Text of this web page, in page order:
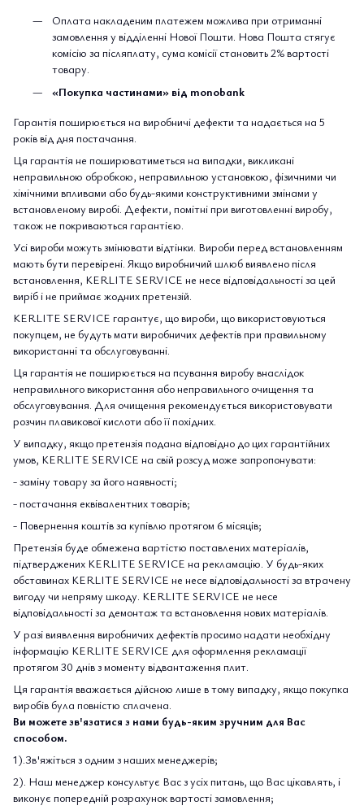
Оплата накладеним платежем можлива при отриманні
замовлення у відділенні Нової Пошти. Нова Пошта стягує
комісію за післяплату, сума комісії становить 2% вартості
товару.
«Покупка частинами» від monobank
Гарантія поширюється на виробничі дефекти та надається на 5
років від дня постачання.
Ця гарантія не поширюватиметься на випадки, викликані
неправильною обробкою, неправильною установкою, фізичними чи
хімічними впливами або будь-якими конструктивними змінами у
встановленому виробі. Дефекти, помітні при виготовленні виробу,
також не покриваються гарантією.
Усі вироби можуть змінювати відтінки. Вироби перед встановленням
мають бути перевірені. Якщо виробничий шлюб виявлено після
встановлення, KERLITE SERVICE не несе відповідальності за цей
виріб і не приймає жодних претензій.
KERLITE SERVICE гарантує, що вироби, що використовуються
покупцем, не будуть мати виробничих дефектів при правильному
використанні та обслуговуванні.
Ця гарантія не поширюється на псування виробу внаслідок
неправильного використання або неправильного очищення та
обслуговування. Для очищення рекомендується використовувати
розчин плавикової кислоти або її похідних.
У випадку, якщо претензія подана відповідно до цих гарантійних
умов, KERLITE SERVICE на свій розсуд може запропонувати:
- заміну товару за його наявності;
- постачання еквівалентних товарів;
- Повернення коштів за купівлю протягом 6 місяців;
Претензія буде обмежена вартістю поставлених матеріалів,
підтверджених KERLITE SERVICE на рекламацію. У будь-яких
обставинах KERLITE SERVICE не несе відповідальності за втрачену
вигоду чи непряму шкоду. KERLITE SERVICE не несе
відповідальності за демонтаж та встановлення нових матеріалів.
У разі виявлення виробничих дефектів просимо надати необхідну
інформацію KERLITE SERVICE для оформлення рекламації
протягом 30 днів з моменту відвантаження плит.
Ця гарантія вважається дійсною лише в тому випадку, якщо покупка
виробів була повністю сплачена.
Ви можете зв'язатися з нами будь-яким зручним для Вас
способом.
1).Зв'яжіться з одним з наших менеджерів;
2). Наш менеджер консультує Вас з усіх питань, що Вас цікавлять, і
виконує попередній розрахунок вартості замовлення;